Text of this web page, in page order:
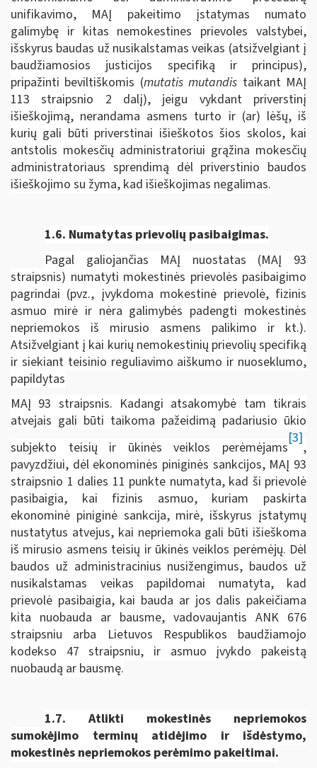
unifikavimo, MAĮ pakeitimo įstatymas numato
galimybę ir kitas nemokestines prievoles valstybei,
išskyrus baudas už nusikalstamas veikas (atsižvelgiant į
baudžiamosios justicijos specifiką ir principus),
pripažinti beviltiškomis (mutatis mutandis taikant MAĮ
113 straipsnio 2 dalį), jeigu vykdant priverstinį
išieškojimą, nerandama asmens turto ir (ar) lėšų, iš
kurių gali būti priverstinai išieškotos šios skolos, kai
antstolis mokesčių administratoriui grąžina mokesčių
administratoriaus sprendimą dėl priverstinio baudos
išieškojimo su žyma, kad išieškojimas negalimas.
1.6. Numatytas prievolių pasibaigimas.
Pagal galiojančias MAĮ nuostatas (MAĮ 93
straipsnis) numatyti mokestinės prievolės pasibaigimo
pagrindai (pvz., įvykdoma mokestinė prievolė, fizinis
asmuo mirė ir nėra galimybės padengti mokestinės
nepriemokos iš mirusio asmens palikimo ir kt.).
Atsižvelgiant į kai kurių nemokestinių prievolių specifiką
ir siekiant teisinio reguliavimo aiškumo ir nuoseklumo,
papildytas
MAĮ 93 straipsnis. Kadangi atsakomybė tam tikrais
atvejais gali būti taikoma pažeidimą padariusio ūkio
subjekto teisių ir ūkinės veiklos perėmėjams
[3]
,
pavyzdžiui, dėl ekonominės piniginės sankcijos, MAĮ 93
straipsnio 1 dalies 11 punkte numatyta, kad ši prievolė
pasibaigia, kai fizinis asmuo, kuriam paskirta
ekonominė piniginė sankcija, mirė, išskyrus įstatymų
nustatytus atvejus, kai nepriemoka gali būti išieškoma
iš mirusio asmens teisių ir ūkinės veiklos perėmėjų. Dėl
baudos už administracinius nusižengimus, baudos už
nusikalstamas veikas papildomai numatyta, kad
prievolė pasibaigia, kai bauda ar jos dalis pakeičiama
kita nuobauda ar bausme, vadovaujantis ANK 676
straipsniu arba Lietuvos Respublikos baudžiamojo
kodekso 47 straipsniu, ir asmuo įvykdo pakeistą
nuobaudą ar bausmę.
1.7.
Atlikti mokestinės nepriemokos
sumokėjimo terminų atidėjimo ir išdėstymo,
mokestinės nepriemokos perėmimo pakeitimai.